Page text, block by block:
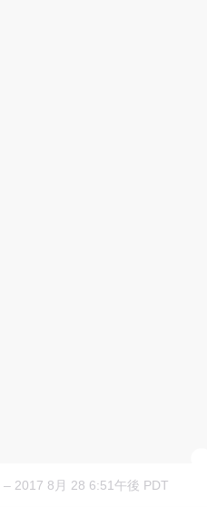
– 2017 8月 28 6:51午後 PDT